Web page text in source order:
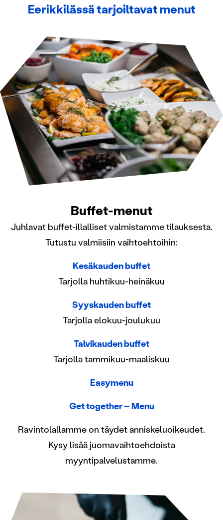
Eerikkilässä tarjoiltavat menut
Buffet-menut
Juhlavat buffet-illalliset valmistamme tilauksesta.
Tutustu valmiisiin vaihtoehtoihin:
Kesäkauden buffet
Tarjolla huhtikuu-heinäkuu
Syyskauden buffet
Tarjolla elokuu-joulukuu
Talvikauden buffet
Tarjolla tammikuu-maaliskuu
Easymenu
Get together – Menu
Ravintolallamme on täydet anniskeluoikeudet.
Kysy lisää juomavaihtoehdoista
myyntipalvelustamme.